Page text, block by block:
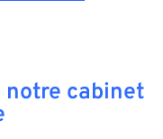
cabinet